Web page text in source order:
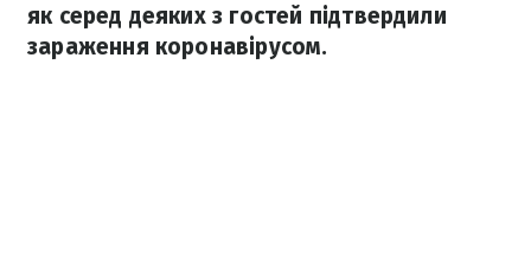
як серед деяких з гостей підтвердили
зараження коронавірусом.